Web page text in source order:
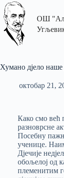
ОШ
Хумано дјело
октобар 21,
Како смо већ
разноврсне
Посебну
ученице.
Дјечије
обољелој од
племенитим